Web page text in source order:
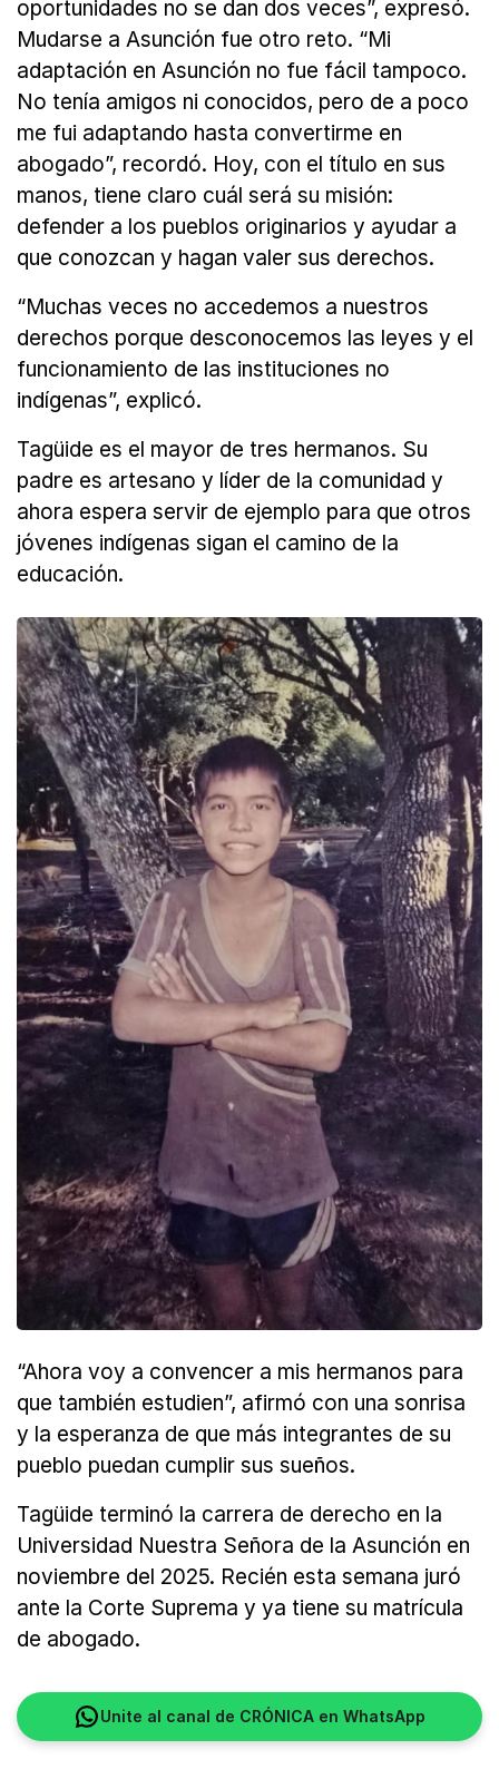
oportunidades no se dan dos veces”, expresó.
Mudarse a Asunción fue otro reto. “Mi
adaptación en Asunción no fue fácil tampoco.
No tenía amigos ni conocidos, pero de a poco
me fui adaptando hasta convertirme en
abogado”, recordó. Hoy, con el título en sus
manos, tiene claro cuál será su misión:
defender a los pueblos originarios y ayudar a
que conozcan y hagan valer sus derechos.
“Muchas veces no accedemos a nuestros
derechos porque desconocemos las leyes y el
funcionamiento de las instituciones no
indígenas”, explicó.
Tagüide es el mayor de tres hermanos. Su
padre es artesano y líder de la comunidad y
ahora espera servir de ejemplo para que otros
jóvenes indígenas sigan el camino de la
educación.
“Ahora voy a convencer a mis hermanos para
que también estudien”, afirmó con una sonrisa
y la esperanza de que más integrantes de su
pueblo puedan cumplir sus sueños.
Tagüide terminó la carrera de derecho en la
Universidad Nuestra Señora de la Asunción en
noviembre del 2025. Recién esta semana juró
ante la Corte Suprema y ya tiene su matrícula
de abogado.
Unite al canal de CRÓNICA en WhatsApp